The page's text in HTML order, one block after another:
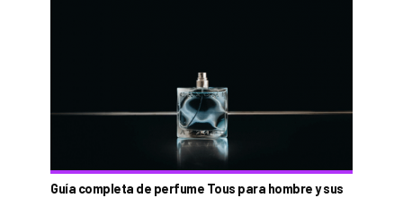
Guía completa de perfume Tous para hombre y sus